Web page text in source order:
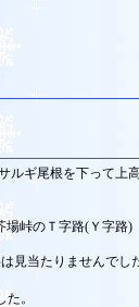
ギ尾根を下って上
場峠のＴ字路(Ｙ字路)
当たりませんでし
。